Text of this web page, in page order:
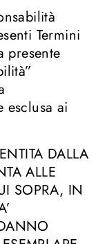
Termini
presente
esclusa ai
DALLA
ALLE
SOPRA, IN